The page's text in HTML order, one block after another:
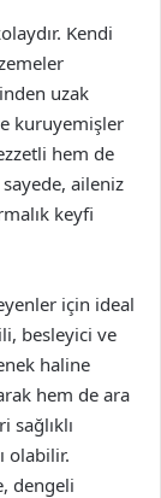
Kendi
uzak
kuruyemişler
hem de
aileniz
keyfi
için ideal
besleyici ve
haline
hem de ara
olabilir.
dengeli